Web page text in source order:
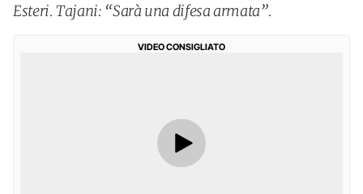
Esteri. Tajani: “Sarà una difesa armata”.
VIDEO CONSIGLIATO